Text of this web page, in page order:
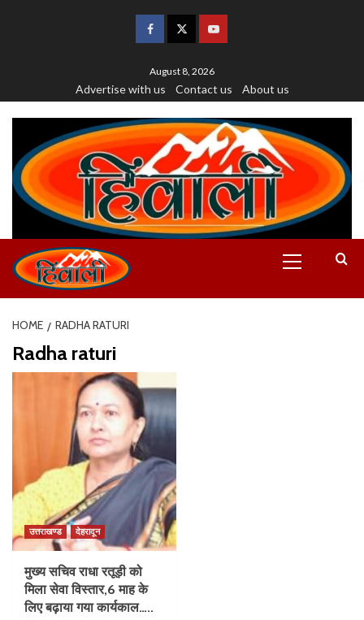
August 8, 2026
Advertise with us Contact us About us
HOME RADHA RATURI
Radha raturi
उत्तराखण्ड देहरादून
मुख्य सचिव राधा रतूड़ी को
मिला सेवा विस्तार,6 माह के
लिए बढ़ाया गया कार्यकाल…..